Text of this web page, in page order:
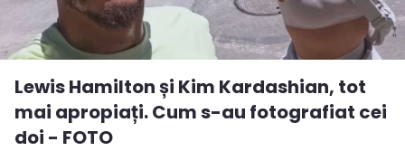
Lewis Hamilton și Kim Kardashian, tot
mai apropiați. Cum s-au fotografiat cei
doi - FOTO